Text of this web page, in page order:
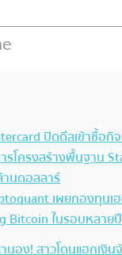
ปิดดีลเข้าซื้อกิ
รโครงสร้างพื้นฐาน
นดอลลาร์
เผยกองทุน
Bitcoin ในรอบหลายปี
นอง! สาวโดนแฮกเงิ